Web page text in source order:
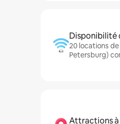
Disponibilité
20 locations
Petersburg)
Attractions